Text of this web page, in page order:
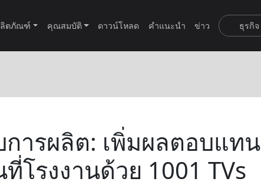
ตภัณฑ์ คุณสมบัติ ดาวน์โหลด คำแนะนำ ข่าว ธุรกิจ
ารผลิต: เพิ่มผลตอบแทน
โรงงานด้วย 1001 TVs